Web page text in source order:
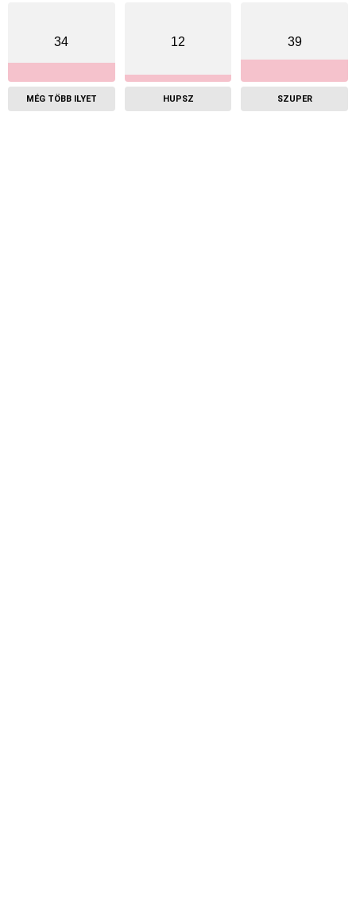
34
MÉG TÖBB ILYET
12
HUPSZ
39
SZUPER